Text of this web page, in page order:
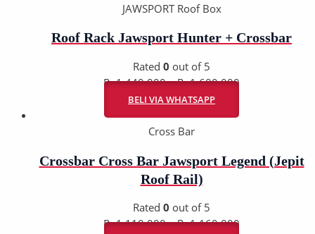
JAWSPORT Roof Box
Roof Rack Jawsport Hunter + Crossbar
Rated 0 out of 5
Rp1.440.000–Rp1.680.000
BELI VIA WHATSAPP
Cross Bar
Crossbar Cross Bar Jawsport Legend (Jepit
Roof Rail)
Rated 0 out of 5
Rp1.110.000–Rp1.160.000